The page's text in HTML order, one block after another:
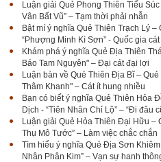
Luận giải Quẻ Phong Thiên Tiểu
Vân Bất Vũ” – Tạm thời phải nhẫn
Bật mí ý nghĩa Quẻ Thiên Trạch Lý
“Phượng Minh Kì Sơn” - Quốc gia
Khám phá ý nghĩa Quẻ Địa Thiên
Báo Tam Nguyên" – Đại cát đại lợi
Luận bàn về Quẻ Thiên Địa Bĩ –
Thâm Khanh" – Cát ít hung nhiều
Bạn có biết ý nghĩa Quẻ Thiên Hỏa
Dịch - “Tiên Nhân Chỉ Lộ” – “Đi đâu
Luận giải Quẻ Hỏa Thiên Đại Hữu –
Thụ Mô Tước” – Làm việc chắc chắn
Tìm hiểu ý nghĩa Quẻ Địa Sơn
Nhân Phân Kim” – Vạn sự hanh